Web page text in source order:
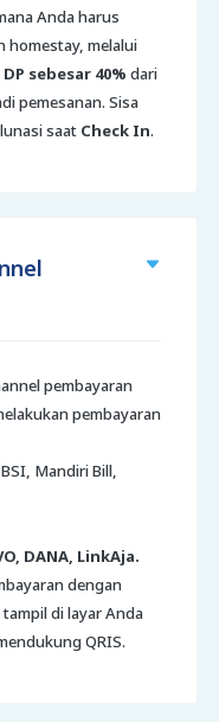
Anda harus
homestay, melalui
DP sebesar 40% dari
pemesanan. Sisa
saat Check In.
pembayaran
pembayaran
Mandiri Bill,
DANA, LinkAja.
dengan
di layar Anda
QRIS.